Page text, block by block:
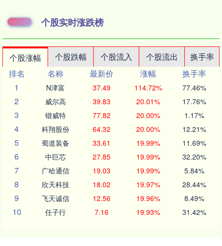
个股实时涨跌榜
个股涨幅 个股跌幅 个股流入 个股流出
换手率
排名
名称 最新价 涨幅
换手率
1
N津富 37.49 114.72% 77.46%
2 威尔高 39.83 20.01% 17.76%
3 锴威特 77.82 20.00% 1.17%
4 科翔股份 64.32 20.00% 12.21%
5 蜀道装备 33.61 19.99% 11.69%
6 中巨芯 27.85 19.99% 32.20%
7 广哈通信 19.03 19.99% 5.84%
8 欣天科技 18.02 19.97% 28.44%
9 飞天诚信 12.56 19.96% 8.49%
10 任子行 7.16 19.93% 31.42%